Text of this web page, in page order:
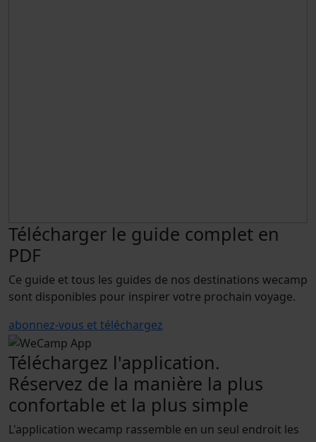
Télécharger le guide complet en
PDF
Ce guide et tous les guides de nos destinations wecamp
sont disponibles pour inspirer votre prochain voyage.
abonnez-vous et téléchargez
Téléchargez l'application.
Réservez de la manière la plus
confortable et la plus simple
L'application wecamp rassemble en un seul endroit les